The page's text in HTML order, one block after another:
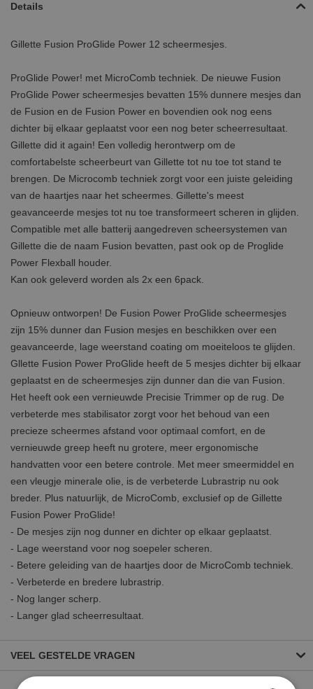
Details
Gillette Fusion ProGlide Power 12 scheermesjes.
ProGlide Power! met MicroComb techniek. De nieuwe Fusion
ProGlide Power scheermesjes bevatten 15% dunnere mesjes dan
de Fusion en de Fusion Power en bovendien ook nog eens
dichter bij elkaar geplaatst voor een nog beter scheerresultaat.
Gillette did it again! Een volledig herontwerp om de
comfortabelste scheerbeurt van Gillette tot nu toe tot stand te
brengen. De Microcomb techniek zorgt voor een juiste geleiding
van de haartjes naar het scheermes. Gillette's meest
geavanceerde mesjes tot nu toe transformeert scheren in glijden.
Compatible met alle batterij aangedreven scheersystemen van
Gillette die de naam Fusion bevatten, past ook op de Proglide
Power Flexball houder.
Kan ook geleverd worden als 2x een 6pack.
Opnieuw ontworpen! De Fusion Power ProGlide scheermesjes
zijn 15% dunner dan Fusion mesjes en beschikken over een
geavanceerde, lage weerstand coating om moeiteloos te glijden.
Gllette Fusion Power ProGlide heeft de 5 mesjes dichter bij elkaar
geplaatst en de scheermesjes zijn dunner dan die van Fusion.
Het heeft ook een vernieuwde Precisie Trimmer op de rug. De
verbeterde mes stabilisator zorgt voor het behoud van een
precieze scheermes afstand voor optimaal comfort, en de
vernieuwde greep heeft nu grotere, meer ergonomische
handvatten voor een betere controle. Met meer smeermiddel en
een vleugje minerale olie, is de verbeterde Lubrastrip nu ook
breder. Plus natuurlijk, de MicroComb, exclusief op de Gillette
Fusion Power ProGlide!
- De mesjes zijn nog dunner en dichter op elkaar geplaatst.
- Lage weerstand voor nog soepeler scheren.
- Betere geleiding van de haartjes door de MicroComb techniek.
- Verbeterde en bredere lubrastrip.
- Nog langer scherp.
- Langer glad scheerresultaat.
VEEL GESTELDE VRAGEN